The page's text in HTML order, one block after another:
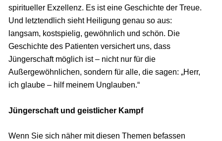
spiritueller Exzellenz. Es ist eine Geschichte der Treue.
Und letztendlich sieht Heiligung genau so aus:
langsam, kostspielig, gewöhnlich und schön. Die
Geschichte des Patienten versichert uns, dass
Jüngerschaft möglich ist – nicht nur für die
Außergewöhnlichen, sondern für alle, die sagen: „Herr,
ich glaube – hilf meinem Unglauben.“
Jüngerschaft und geistlicher Kampf
Wenn Sie sich näher mit diesen Themen befassen